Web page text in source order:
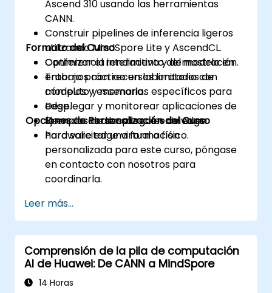
Ascend 310 usando las herramientas
CANN.
Construir pipelines de inferencia ligeros
utilizando MindSpore Lite y AscendCL.
Optimizar el rendimiento del modelo en
entornos con recursos limitados de
cómputo y memoria.
Desplegar y monitorear aplicaciones de
IA en casos de uso reales de edge.
Formato del Curso
Conferencia interactiva y demostración.
Trabajo práctico en laboratorio con
modelos y escenarios específicos para
edge.
Ejemplos de despliegue en vivo en
hardware edge virtual o físico.
Opciones de Personalización del Curso
Para solicitar una formación
personalizada para este curso, póngase
en contacto con nosotros para
coordinarla.
Leer más...
Comprensión de la pila de computación
AI de Huawei: De CANN a MindSpore
14 Horas